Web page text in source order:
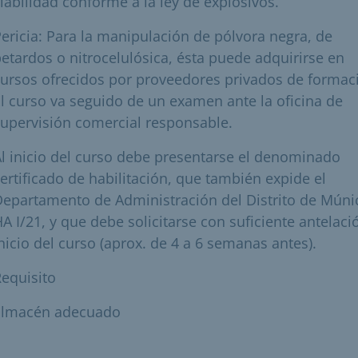
Para la manipulación de pólvora negra, de
o nitrocelulósica, ésta puede adquirirse en
ofrecidos por proveedores privados de
curso va seguido de un examen ante la oficina de
comercial responsable.
inicio del curso debe presentarse el denominado
de habilitación, que también expide el
de Administración del Distrito de
I/21, y que debe solicitarse con suficiente
del curso (aprox. de 4 a 6 semanas antes).
adecuado